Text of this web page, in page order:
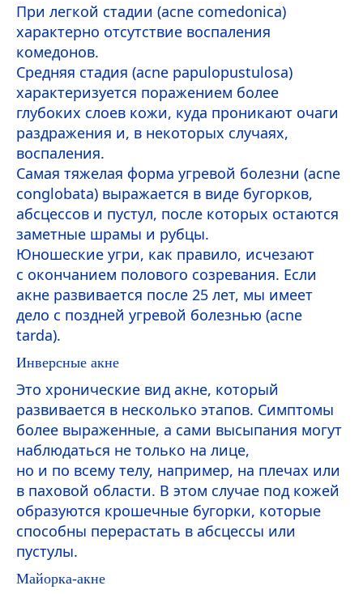
При легкой стадии (аcne comedonica)
характерно отсутствие воспаления
комедонов.
Средняя стадия (acne papulopustulosa)
характеризуется поражением более
глубоких слоев кожи, куда проникают очаги
раздражения и, в некоторых случаях,
воспаления.
Самая тяжелая форма угревой болезни (аcne
conglobata) выражается в виде бугорков,
абсцессов и пустул, после которых остаются
заметные шрамы и рубцы.
Юношеские угри, как правило, исчезают
с окончанием полового созревания. Если
акне развивается после 25 лет, мы имеет
дело с поздней угревой болезнью (acne
tarda).
Инверсные акне
Это хронические вид акне, который
развивается в несколько этапов. Симптомы
более выраженные, а сами высыпания могут
наблюдаться не только на лице,
но и по всему телу, например, на плечах или
в паховой области. В этом случае под кожей
образуются крошечные бугорки, которые
способны перерастать в абсцессы или
пустулы.
Майорка-акне